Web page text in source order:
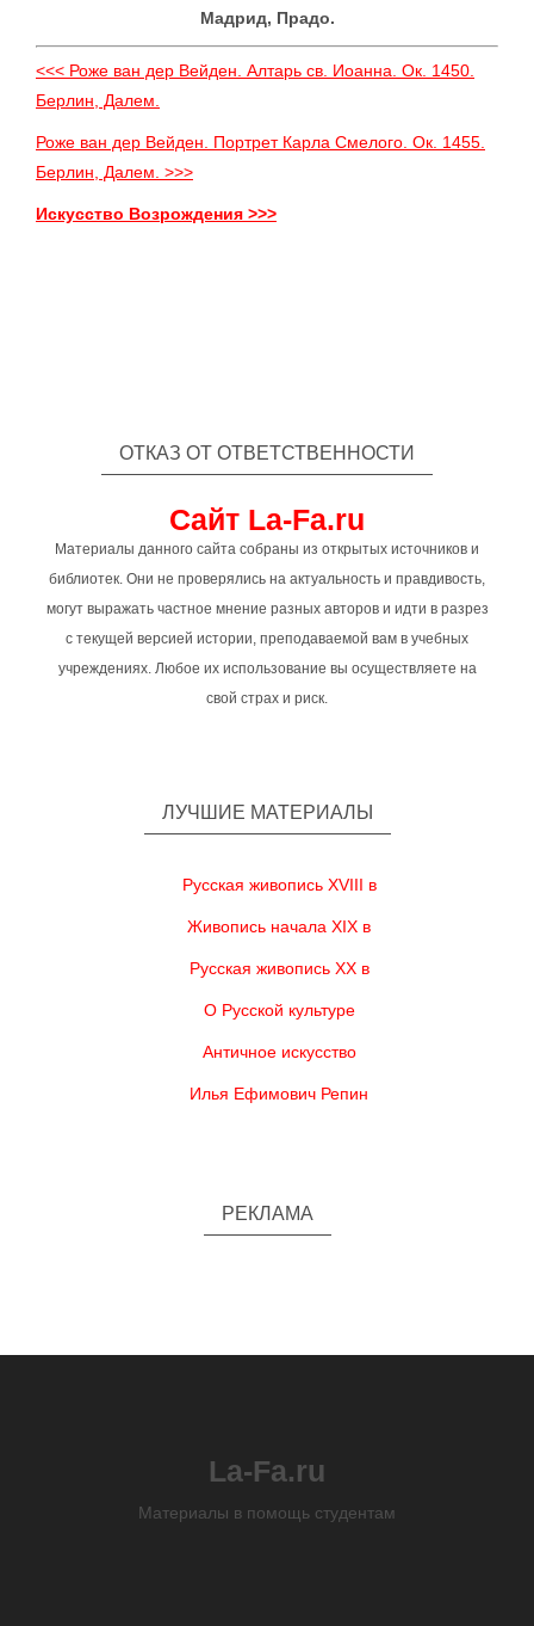
Мадрид, Прадо.
<<< Роже ван дер Вейден. Алтарь св. Иоанна. Ок. 1450.
Берлин, Далем.
Роже ван дер Вейден. Портрет Карла Смелого. Ок. 1455.
Берлин, Далем. >>>
Искусство Возрождения >>>
ОТКАЗ ОТ ОТВЕТСТВЕННОСТИ
Сайт La-Fa.ru
Материалы данного сайта собраны из открытых источников и
библиотек. Они не проверялись на актуальность и правдивость,
могут выражать частное мнение разных авторов и идти в разрез
с текущей версией истории, преподаваемой вам в учебных
учреждениях. Любое их использование вы осуществляете на
свой страх и риск.
ЛУЧШИЕ МАТЕРИАЛЫ
Русская живопись XVIII в
Живопись начала XIX в
Русская живопись XX в
О Русской культуре
Античное искусство
Илья Ефимович Репин
РЕКЛАМА
La-Fa.ru
Материалы в помощь студентам